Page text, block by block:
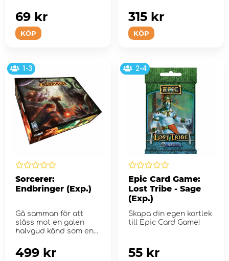
KÖP
69 kr
KÖP
315 kr
1-3
Sorcerer:
Endbringer (Exp.)
Gå samman för att
slåss mot en galen
halvgud känd som en
499 kr
2-4
Epic Card Game:
Lost Tribe - Sage
(Exp.)
Skapa din egen kortlek
till Epic Card Game!
55 kr